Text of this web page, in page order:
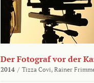
Der Fotograf vor der
2014 / Tizza Covi, Rainer